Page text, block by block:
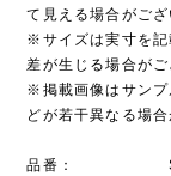
て見える場合がござ
※サイズは実寸を記
差が生じる場合がご
※掲載画像はサンプ
どが若干異なる場合
品番： S-